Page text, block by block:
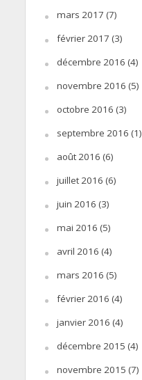
mars 2017 (7)
février 2017 (3)
décembre 2016 (4)
novembre 2016 (5)
octobre 2016 (3)
septembre 2016 (1)
août 2016 (6)
juillet 2016 (6)
juin 2016 (3)
mai 2016 (5)
avril 2016 (4)
mars 2016 (5)
février 2016 (4)
janvier 2016 (4)
décembre 2015 (4)
novembre 2015 (7)